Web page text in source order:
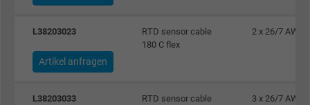
Name _gat_UA-4852692-1, Google Analytics
Anbieter Google LLC
L38203023
RTD sensor cable
180 C flex
2 x 26/7 AWG
Artikel anfragen
L38203033
RTD sensor cable
3 x 26/7 AWG